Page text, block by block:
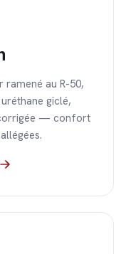
au R-50,
giclé,
— confort